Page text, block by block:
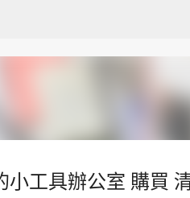
小工具辦公室 購買